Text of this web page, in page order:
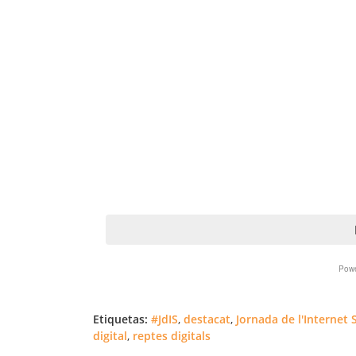
Etiquetas: #JdIS, destacat, Jornada de l'Internet
digital, reptes digitals